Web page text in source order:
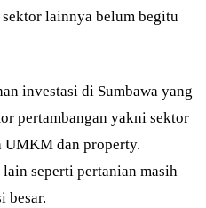
lainnya belum begitu
investasi di Sumbawa yang
pertambangan yakni sektor
UMKM dan property.
seperti pertanian masih
besar.